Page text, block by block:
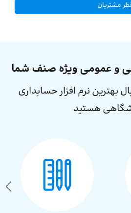
نظر مشتریان
و عمومی ویژه صنف شما
بهترین نرم افزار حسابداری
هستید